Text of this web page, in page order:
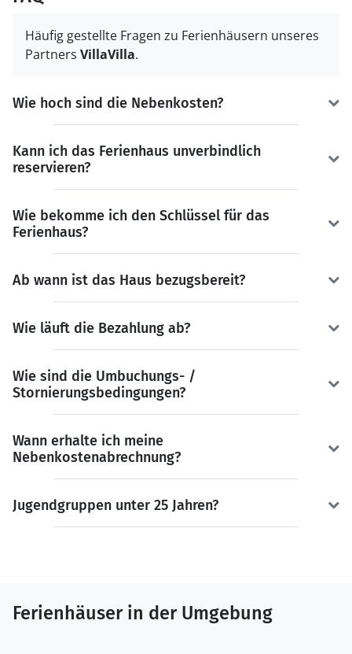
Häufig gestellte Fragen zu Ferienhäusern unseres
Partners VillaVilla.
Wie hoch sind die Nebenkosten?
Kann ich das Ferienhaus unverbindlich
reservieren?
Wie bekomme ich den Schlüssel für das
Ferienhaus?
Ab wann ist das Haus bezugsbereit?
Wie läuft die Bezahlung ab?
Wie sind die Umbuchungs- /
Stornierungsbedingungen?
Wann erhalte ich meine
Nebenkostenabrechnung?
Jugendgruppen unter 25 Jahren?
Ferienhäuser in der Umgebung